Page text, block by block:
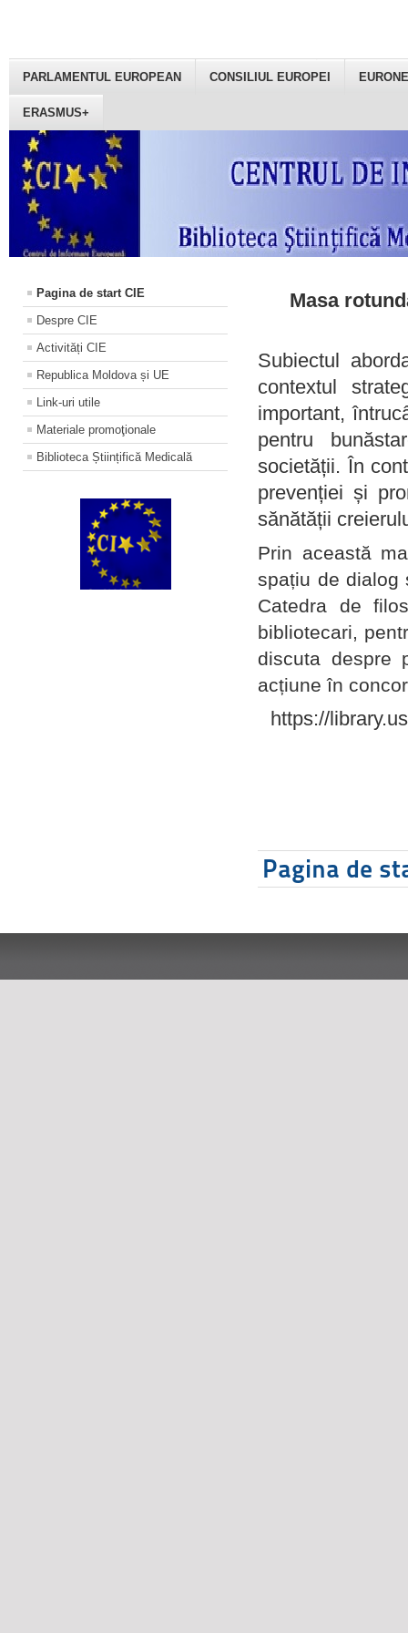
PARLAMENTUL EUROPEAN CONSILIUL EUROPEI
ERASMUS+
Pagina de start CIE
Despre CIE
Activități CIE
Republica Moldova și UE
Link-uri utile
Materiale promoţionale
Biblioteca Științifică Medicală
Masa
Subiectul
contextul
important,
pentru
societății. În
prevenției și
sănătății
Prin această
spațiu de dialog
Catedra de
bibliotecari,
discuta despre
acțiune în
https://
Pagina de